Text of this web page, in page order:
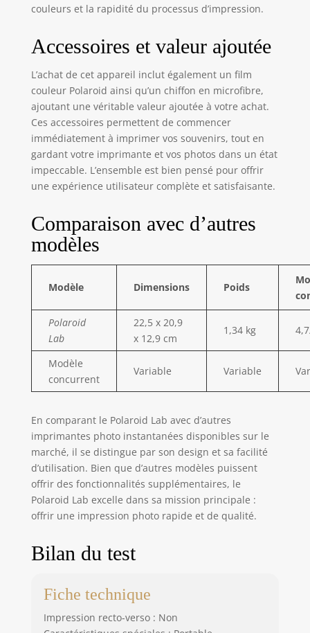
couleurs et la rapidité du processus d’impression.
Accessoires et valeur ajoutée
L’achat de cet appareil inclut également un film
couleur Polaroid ainsi qu’un chiffon en microfibre,
ajoutant une véritable valeur ajoutée à votre achat.
Ces accessoires permettent de commencer
immédiatement à imprimer vos souvenirs, tout en
gardant votre imprimante et vos photos dans un état
impeccable. L’ensemble est bien pensé pour offrir
une expérience utilisateur complète et satisfaisante.
Comparaison avec d’autres
modèles
Modèle Dimensions Poids
Polaroid
Lab
22,5 x 20,9
x 12,9 cm
1,34 kg
Modèle
concurrent
Variable Variable
En comparant le Polaroid Lab avec d’autres
imprimantes photo instantanées disponibles sur le
marché, il se distingue par son design et sa facilité
d’utilisation. Bien que d’autres modèles puissent
offrir des fonctionnalités supplémentaires, le
Polaroid Lab excelle dans sa mission principale :
offrir une impression photo rapide et de qualité.
Bilan du test
Fiche technique
Impression recto-verso : Non